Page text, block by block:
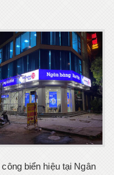
công biển hiệu tại Ngân